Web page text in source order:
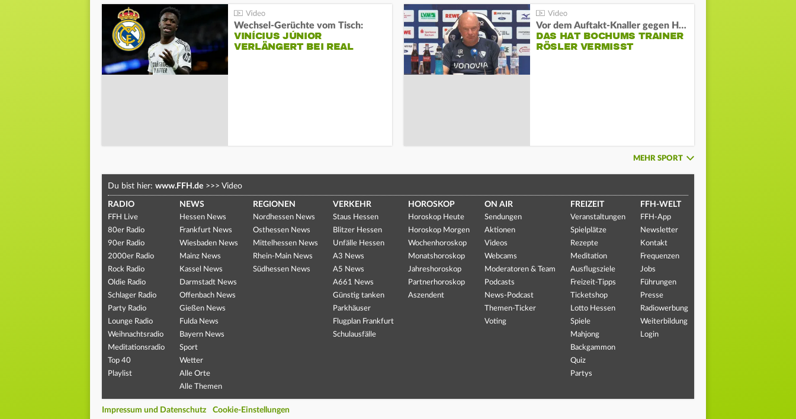
Wechsel-Gerüchte vom Tisch:
VINÍCIUS JÚNIOR
VERLÄNGERT BEI REAL
Vor dem Auftakt-Knaller gegen Hertha:
DAS HAT BOCHUMS TRAINER
RÖSLER VERMISST
MEHR SPORT
Du bist hier: www.FFH.de >>> Video
RADIO
FFH Live
80er Radio
90er Radio
2000er Radio
Rock Radio
Oldie Radio
Schlager Radio
Party Radio
Lounge Radio
Weihnachtsradio
Meditationsradio
Top 40
Playlist
NEWS
Hessen News
Frankfurt News
Wiesbaden News
Mainz News
Kassel News
Darmstadt News
Offenbach News
Gießen News
Fulda News
Bayern News
Sport
Wetter
Alle Orte
Alle Themen
REGIONEN
Nordhessen News
Osthessen News
Mittelhessen News
Rhein-Main News
Südhessen News
VERKEHR
Staus Hessen
Blitzer Hessen
Unfälle Hessen
A3 News
A5 News
A661 News
Günstig tanken
Parkhäuser
Flugplan Frankfurt
Schulausfälle
HOROSKOP
Horoskop Heute
Horoskop Morgen
Wochenhoroskop
Monatshoroskop
Jahreshoroskop
Partnerhoroskop
Aszendent
ON AIR
Sendungen
Aktionen
Videos
Webcams
Moderatoren & Team
Podcasts
News-Podcast
Themen-Ticker
Voting
FREIZEIT
Veranstaltungen
Spielplätze
Rezepte
Meditation
Ausflugsziele
Freizeit-Tipps
Ticketshop
Lotto Hessen
Spiele
Mahjong
Backgammon
Quiz
Partys
FFH-WELT
FFH-App
Newsletter
Kontakt
Frequenzen
Jobs
Führungen
Presse
Radiowerbung
Weiterbildung
Login
Impressum und Datenschutz Cookie-Einstellungen